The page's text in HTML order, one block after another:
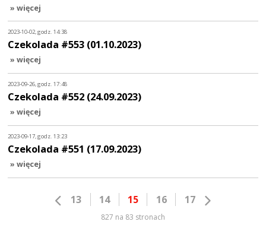
» więcej
2023-10-02, godz. 14:38
Czekolada #553 (01.10.2023)
» więcej
2023-09-26, godz. 17:48
Czekolada #552 (24.09.2023)
» więcej
2023-09-17, godz. 13:23
Czekolada #551 (17.09.2023)
» więcej
13 14 15 16 17
827 na 83 stronach